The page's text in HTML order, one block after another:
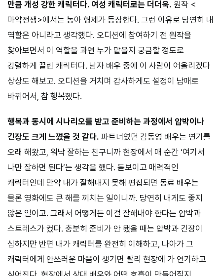
만큼 개성 강한 캐릭터다. 여성 캐릭터로는 더더욱. 원작 <
마약전쟁>에서는 농아 형제가 등장한다. 그런 이유로 당연히 내
역할은 아니라고 생각했다. 오디션에 참여하기 전 원작을
찾아보면서 이 역할을 과연 누가 맡을지 궁금할 정도로
강렬하게 끌린 캐릭터다. 남자 배우 중에 이 사람이 어울리겠다
상상도 해보고. 오디션을 거치며 감사하게도 설정이 남매로
바뀌어서, 참 행복했다.
행복과 동시에 시나리오를 받고 준비하는 과정에서 압박이나
긴장도 크게 느꼈을 것 같다. 파트너였던 김동영 배우는 연기를
오래 해왔고, 워낙 잘하는 친구니까 현장에서 매 순간 ‘여기서
나만 잘하면 된다’는 생각을 했다. 돋보이고 매력적인
캐릭터인데 만약 내가 잘해내지 못해 편집되면 동료 배우는
물론 영화에도 큰 해를 끼치는 일이니까. 당연히 내게도 좋지
않은 일이고. 그래서 어떻게든 이걸 잘해내야 한다는 압박과
스트레스가 컸다. 충분히 준비가 안 됐을 때는 압박과 긴장이
심하지만 반면 내가 캐릭터를 완전히 이해하고, 나아가 그
캐릭터에게 안쓰러운 마음이 생기면 빨리 현장에 가 연기하고